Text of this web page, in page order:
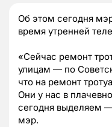
Об этом сегодня
время утренней
«Сейчас ремонт
улицам — по
что на ремонт
Они у нас в
сегодня выделяем
мэр.